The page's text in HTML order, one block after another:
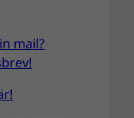
mail?